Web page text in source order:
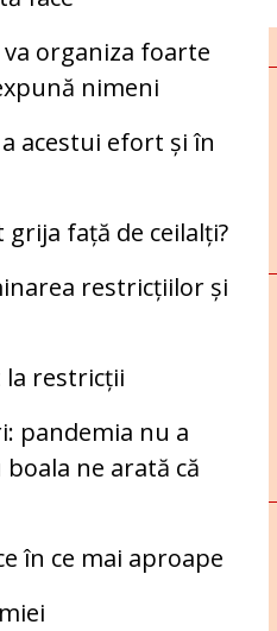
va organiza foarte
nimeni
acestui efort și în
față de ceilalți?
restricțiilor și
restricții
pandemia nu a
ne arată că
în ce mai aproape